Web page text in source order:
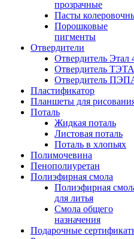
прозрачные
Пасты
Порошковые
пигменты
Отвердители
Отвердитель Этал
Отвердитель ТЭТА
Отвердитель
Пластификатор
Планшеты для
Поталь
Жидкая поталь
Листовая поталь
Поталь в хлопьях
Полимочевина
Пенополиуретан
Полиэфирная смола
Полиэфирная
для литья
Смола общего
назначения
Подарочные